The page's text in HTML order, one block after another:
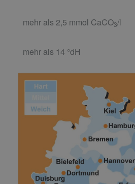
mehr als 2,5 mmol CaCO3/l
mehr als 14 °dH